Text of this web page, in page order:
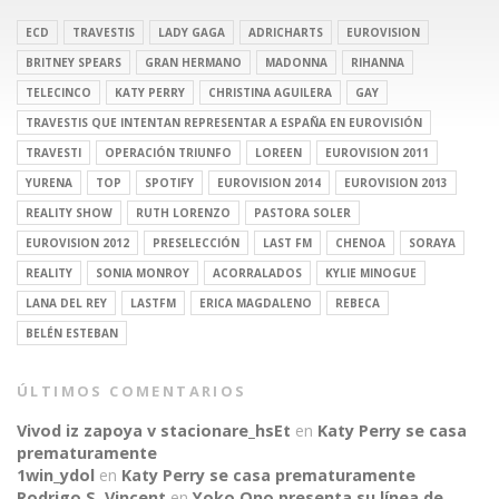
ECD TRAVESTIS LADY GAGA ADRICHARTS
EUROVISION
BRITNEY SPEARS
GRAN HERMANO MADONNA
RIHANNA
TELECINCO
KATY PERRY CHRISTINA AGUILERA
GAY
TRAVESTIS QUE INTENTAN REPRESENTAR A ESPAÑA EN EUROVISIÓN
TRAVESTI
OPERACIÓN TRIUNFO LOREEN
EUROVISION 2011
YURENA
TOP SPOTIFY EUROVISION 2014
EUROVISION 2013
REALITY SHOW
RUTH LORENZO
PASTORA SOLER
EUROVISION 2012
PRESELECCIÓN LAST FM CHENOA
SORAYA
REALITY
SONIA MONROY ACORRALADOS
KYLIE MINOGUE
LANA DEL REY
LASTFM ERICA MAGDALENO
REBECA
BELÉN ESTEBAN
ÚLTIMOS COMENTARIOS
Vivod iz zapoya v stacionare_hsEt en Katy Perry se casa
prematuramente
1win_ydol en Katy Perry se casa prematuramente